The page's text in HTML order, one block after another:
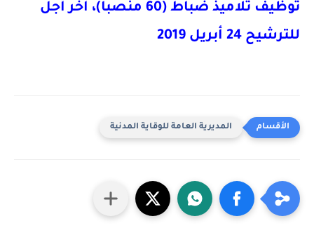
توظيف تلاميذ ضباط (60 منصبا)، آخر أجل
للترشيح 24 أبريل 2019
المديرية العامة للوقاية المدنية